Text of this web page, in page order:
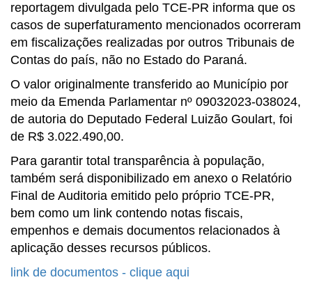
reportagem divulgada pelo TCE-PR informa que os
casos de superfaturamento mencionados ocorreram
em fiscalizações realizadas por outros Tribunais de
Contas do país, não no Estado do Paraná.
O valor originalmente transferido ao Município por
meio da Emenda Parlamentar nº 09032023-038024,
de autoria do Deputado Federal Luizão Goulart, foi
de R$ 3.022.490,00.
Para garantir total transparência à população,
também será disponibilizado em anexo o Relatório
Final de Auditoria emitido pelo próprio TCE-PR,
bem como um link contendo notas fiscais,
empenhos e demais documentos relacionados à
aplicação desses recursos públicos.
link de documentos - clique aqui